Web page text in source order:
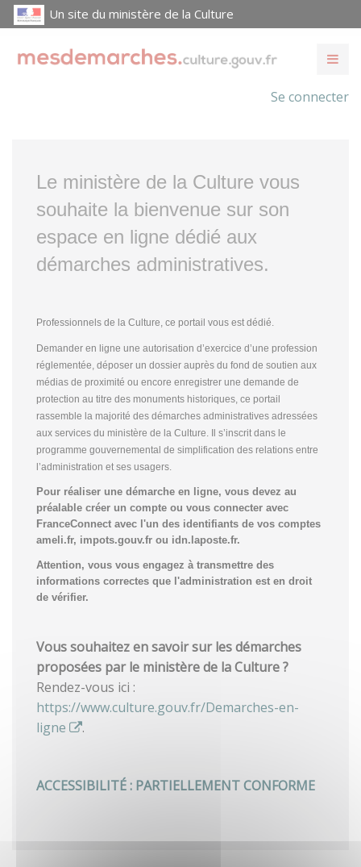
Un site du ministère de la Culture
Se connecter
Le ministère de la Culture vous
souhaite la bienvenue sur son
espace en ligne dédié aux
démarches administratives.
Professionnels de la Culture, ce portail vous est dédié.
Demander en ligne une autorisation d’exercice d’une profession
réglementée, déposer un dossier auprès du fond de soutien aux
médias de proximité ou encore enregistrer une demande de
protection au titre des monuments historiques, ce portail
rassemble la majorité des démarches administratives adressées
aux services du ministère de la Culture. Il s’inscrit dans le
programme gouvernemental de simplification des relations entre
l’administration et ses usagers.
Pour réaliser une démarche en ligne, vous devez au
préalable créer un compte ou vous connecter avec
FranceConnect avec l'un des identifiants de vos comptes
ameli.fr, impots.gouv.fr ou idn.laposte.fr.
Attention, vous vous engagez à transmettre des
informations correctes que l'administration est en droit
de vérifier.
Vous souhaitez en savoir sur les démarches
proposées par le ministère de la Culture ?
Rendez-vous ici :
https://www.culture.gouv.fr/Demarches-en-
ligne
.
ACCESSIBILITÉ : PARTIELLEMENT CONFORME